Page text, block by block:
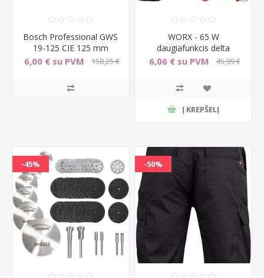
Bosch Professional GWS
19-125 CIE 125 mm
kampinis slifuoklis (1900
6,00 € su PVM
158,25 €
WORX - 65 W
daugiafunkcis delta
slifuoklis - Aukstas
abrazyvinio tvirtinimo
sistema - Apsaugine nuo
dulkiu s
6,06 € su PVM
45,99 €
Į KREPŠELĮ
-45% -50%